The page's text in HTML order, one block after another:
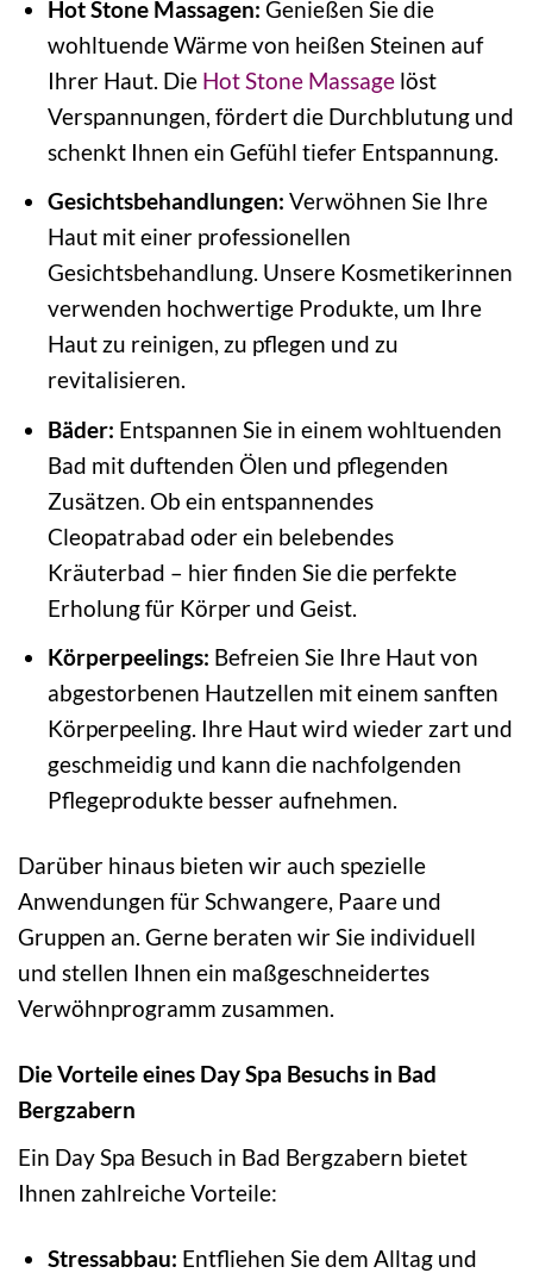
Hot Stone Massagen: Genießen Sie die
wohltuende Wärme von heißen Steinen auf
Ihrer Haut. Die Hot Stone Massagelöst
Verspannungen, fördert die Durchblutung und
schenkt Ihnen ein Gefühl tiefer Entspannung.
Gesichtsbehandlungen: Verwöhnen Sie Ihre
Haut mit einer professionellen
Gesichtsbehandlung. Unsere Kosmetikerinnen
verwenden hochwertige Produkte, um Ihre
Haut zu reinigen, zu pflegen und zu
revitalisieren.
Bäder: Entspannen Sie in einem wohltuenden
Bad mit duftenden Ölen und pflegenden
Zusätzen. Ob ein entspannendes
Cleopatrabad oder ein belebendes
Kräuterbad – hier finden Sie die perfekte
Erholung für Körper und Geist.
Körperpeelings: Befreien Sie Ihre Haut von
abgestorbenen Hautzellen mit einem sanften
Körperpeeling. Ihre Haut wird wieder zart und
geschmeidig und kann die nachfolgenden
Pflegeprodukte besser aufnehmen.
Darüber hinaus bieten wir auch spezielle
Anwendungen für Schwangere, Paare und
Gruppen an. Gerne beraten wir Sie individuell
und stellen Ihnen ein maßgeschneidertes
Verwöhnprogramm zusammen.
Die Vorteile eines Day Spa Besuchs in Bad
Bergzabern
Ein Day Spa Besuch in Bad Bergzabern bietet
Ihnen zahlreiche Vorteile:
Stressabbau: Entfliehen Sie dem Alltag und